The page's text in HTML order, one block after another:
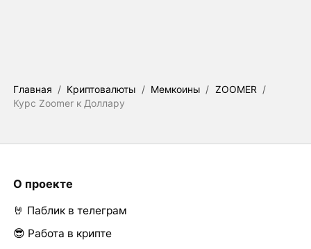
Главная / Криптовалюты / Мемкоины / ZOOMER /
Курс Zoomer к Доллару
О проекте
🤘 Паблик в телеграм
😎 Работа в крипте